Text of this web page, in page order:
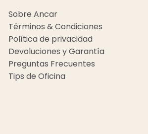
Sobre Ancar
Términos & Condiciones
Política de privacidad
Devoluciones y Garantía
Preguntas Frecuentes
Tips de Oficina